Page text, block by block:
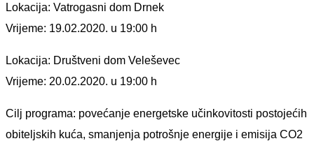
Lokacija: Vatrogasni dom Drnek
Vrijeme: 19.02.2020. u 19:00 h
Lokacija: Društveni dom Veleševec
Vrijeme: 20.02.2020. u 19:00 h
Cilj programa: povećanje energetske učinkovitosti postojećih
obiteljskih kuća, smanjenja potrošnje energije i emisija CO2